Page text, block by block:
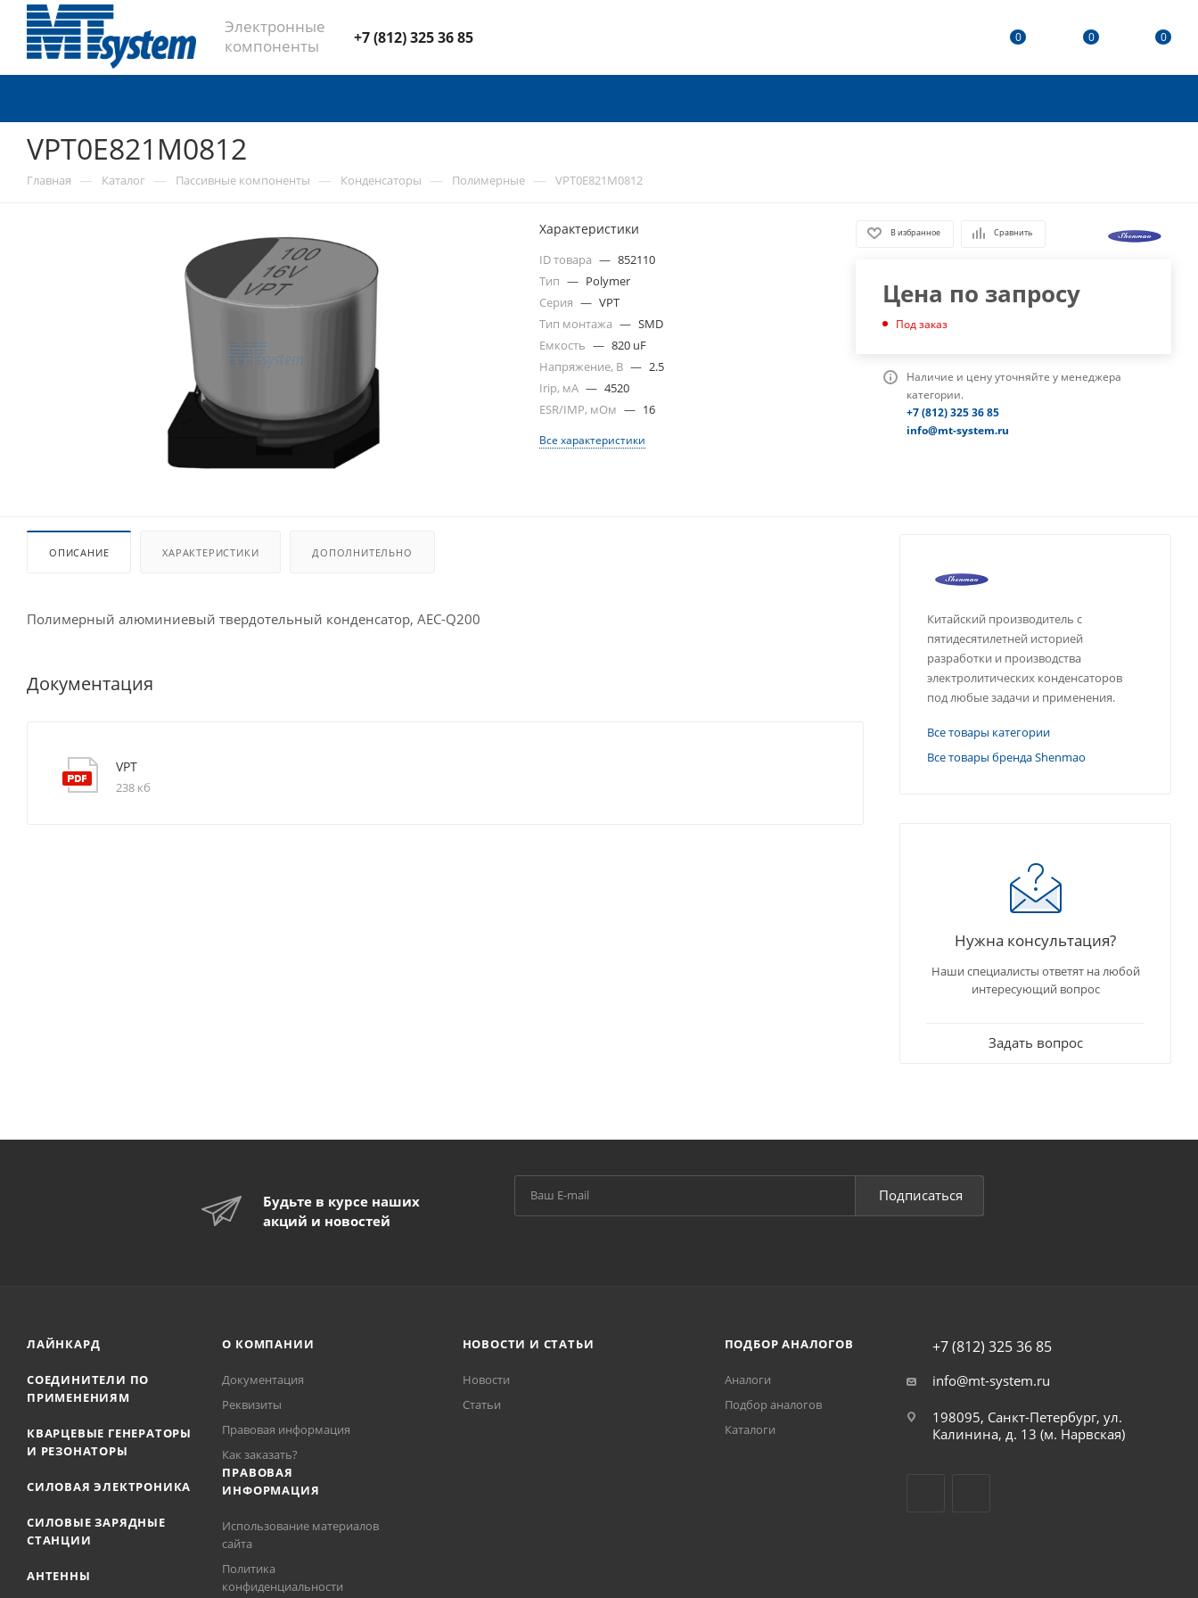
Электронные
компоненты
+7 (812) 325 36 85 0 0 0
VPT0E821M0812
Главная — Каталог — Пассивные компоненты — Конденсаторы — Полимерные — VPT0E821M0812
Характеристики
ID товара — 852110
Тип — Polymer
Серия — VPT
Тип монтажа — SMD
Емкость — 820 uF
Напряжение, В — 2.5
Irip, мА — 4520
ESR/IMP, мОм — 16
Все характеристики
В избранное Сравнить
Цена по запросу
Под заказ
Наличие и цену уточняйте у менеджера
категории.
+7 (812) 325 36 85
info@mt-system.ru
ОПИСАНИЕ ХАРАКТЕРИСТИКИ ДОПОЛНИТЕЛЬНО
Полимерный алюминиевый твердотельный конденсатор, AEC-Q200
Документация
VPT
238 кб
Китайский производитель с
пятидесятилетней историей
разработки и производства
электролитических конденсаторов
под любые задачи и применения.
Все товары категории
Все товары бренда Shenmao
Нужна консультация?
Наши специалисты ответят на любой
интересующий вопрос
Задать вопрос
Будьте в курсе наших
акций и новостей
Подписаться
ЛАЙНКАРД
СОЕДИНИТЕЛИ ПО
ПРИМЕНЕНИЯМ
КВАРЦЕВЫЕ ГЕНЕРАТОРЫ
И РЕЗОНАТОРЫ
СИЛОВАЯ ЭЛЕКТРОНИКА
СИЛОВЫЕ ЗАРЯДНЫЕ
СТАНЦИИ
АНТЕННЫ
О КОМПАНИИ
Документация
Реквизиты
Правовая информация
Как заказать?
ПРАВОВАЯ
ИНФОРМАЦИЯ
Использование материалов
сайта
Политика
конфиденциальности
НОВОСТИ И СТАТЬИ
Новости
Статьи
ПОДБОР АНАЛОГОВ
Аналоги
Подбор аналогов
Каталоги
+7 (812) 325 36 85
info@mt-system.ru
198095, Санкт-Петербург, ул.
Калинина, д. 13 (м. Нарвская)